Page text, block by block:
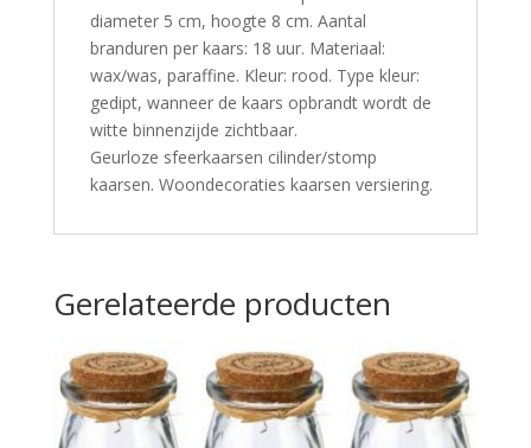
diameter 5 cm, hoogte 8 cm. Aantal
branduren per kaars: 18 uur. Materiaal:
wax/was, paraffine. Kleur: rood. Type kleur:
gedipt, wanneer de kaars opbrandt wordt de
witte binnenzijde zichtbaar.
Geurloze sfeerkaarsen cilinder/stomp
kaarsen. Woondecoraties kaarsen versiering.
Gerelateerde producten